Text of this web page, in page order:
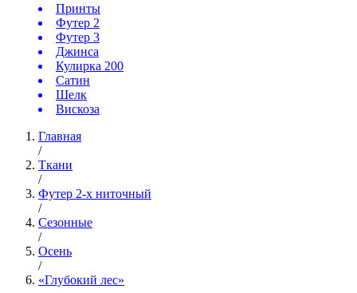
Принты
Футер 2
Футер 3
Джинса
Кулирка 200
Сатин
Шелк
Вискоза
Главная
/
Ткани
/
Футер 2-х ниточный
/
Сезонные
/
Осень
/
«Глубокий лес»